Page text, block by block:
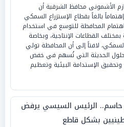
الأشمونى محافظ الشرقية أن
بالغاً بقطاع الإستزراع السمكي
المحافظة للتوسع في استخدام
القطاعات الإنتاجية، وبخاصة
لافتاً إلى أن المحافظة تولي
الحديثة التي تُسهم في خفض
الإستدامة البيئية وتعظيم
الرئيس السيسي يرفض
بشكل قاطع